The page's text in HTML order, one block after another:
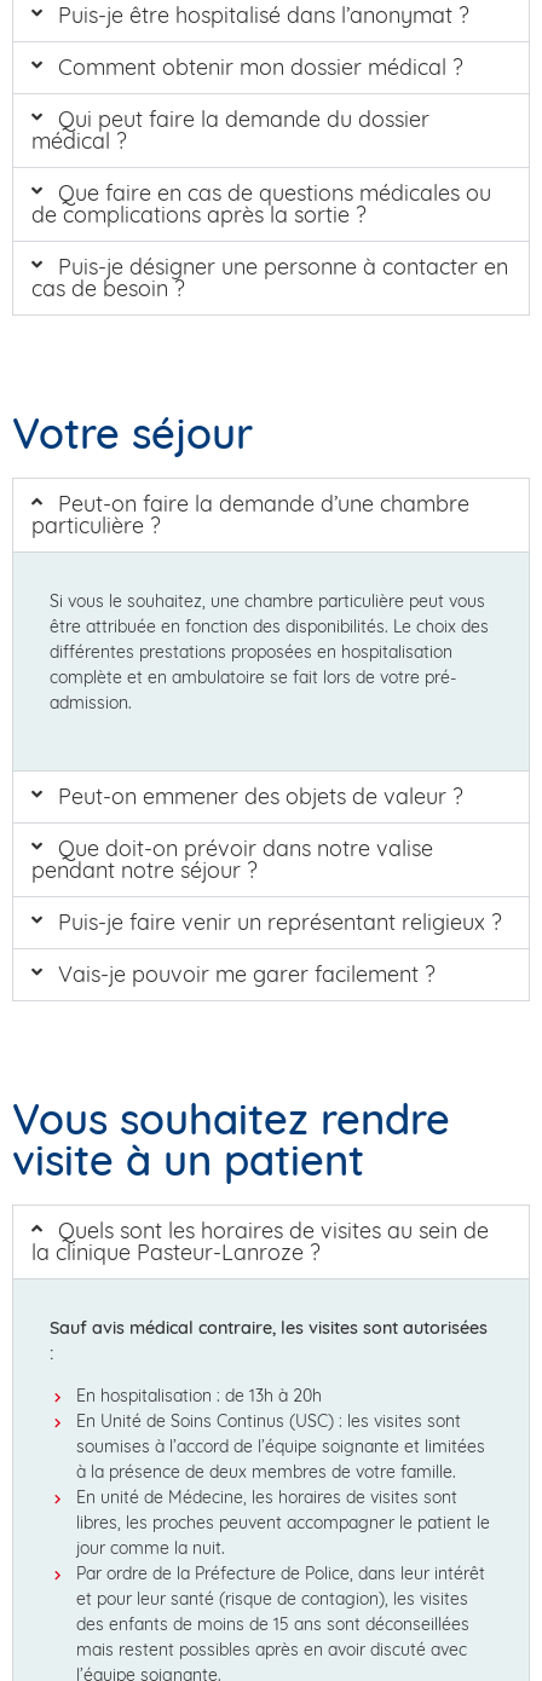
Puis-je être hospitalisé dans l’anonymat ?
Comment obtenir mon dossier médical ?
Qui peut faire la demande du dossier
médical ?
Que faire en cas de questions médicales ou
de complications après la sortie ?
Puis-je désigner une personne à contacter en
cas de besoin ?
Votre séjour
Peut-on faire la demande d’une chambre
particulière ?
Si vous le souhaitez, une chambre particulière peut vous
être attribuée en fonction des disponibilités. Le choix des
différentes prestations proposées en hospitalisation
complète et en ambulatoire se fait lors de votre pré-
admission.
Peut-on emmener des objets de valeur ?
Que doit-on prévoir dans notre valise
pendant notre séjour ?
Puis-je faire venir un représentant religieux ?
Vais-je pouvoir me garer facilement ?
Vous souhaitez rendre
visite à un patient
Quels sont les horaires de visites au sein de
la clinique Pasteur-Lanroze ?
Sauf avis médical contraire, les visites sont autorisées
:
En hospitalisation : de 13h à 20h
En Unité de Soins Continus (USC) : les visites sont
soumises à l’accord de l’équipe soignante et limitées
à la présence de deux membres de votre famille.
En unité de Médecine, les horaires de visites sont
libres, les proches peuvent accompagner le patient le
jour comme la nuit.
Par ordre de la Préfecture de Police, dans leur intérêt
et pour leur santé (risque de contagion), les visites
des enfants de moins de 15 ans sont déconseillées
mais restent possibles après en avoir discuté avec
l’équipe soignante.